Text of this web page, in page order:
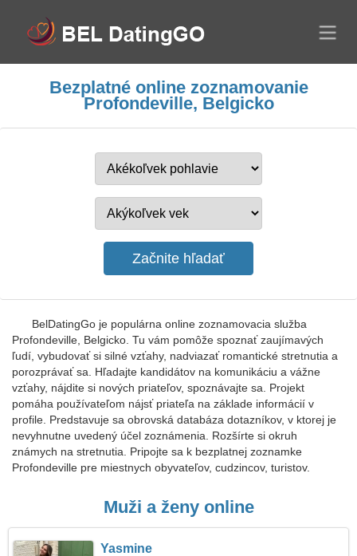
Bezplatné online zoznamovanie
Profondeville, Belgicko
BelDatingGo je populárna online zoznamovacia služba
Profondeville, Belgicko. Tu vám pomôže spoznať zaujímavých
ľudí, vybudovať si silné vzťahy, nadviazať romantické stretnutia a
porozprávať sa. Hľadajte kandidátov na komunikáciu a vážne
vzťahy, nájdite si nových priateľov, spoznávajte sa. Projekt
pomáha používateľom nájsť priateľa na základe informácií v
profile. Predstavuje sa obrovská databáza dotazníkov, v ktorej je
nevyhnutne uvedený účel zoznámenia. Rozšírte si okruh
známych na stretnutia. Pripojte sa k bezplatnej zoznamke
Profondeville pre miestnych obyvateľov, cudzincov, turistov.
Muži a ženy online
Yasmine